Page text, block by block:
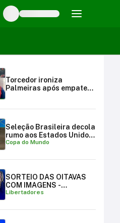
Torcedor ironiza
Palmeiras após empate
Seleção Brasileira decola
rumo aos Estados Unidos
para a Copa do Mundo
Copa do Mundo
SORTEIO DAS OITAVAS
COM IMAGENS -
LIBERTADORES E
Libertadores